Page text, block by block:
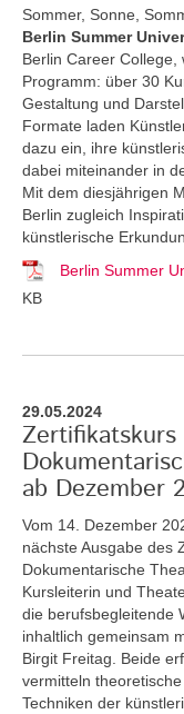
Sommer, Sonne,
Berlin Summer
Berlin Career
Programm: über 30
Gestaltung und
Formate laden
dazu ein, ihre
dabei miteinander in
Mit dem diesjährigen
Berlin zugleich
künstlerische
Berlin Summer
KB
29.05.2024
ab Dezember
Vom 14. Dezember
nächste Ausgabe des
Dokumentarische
Kursleiterin und
die berufsbegleitende
inhaltlich gemeinsam
Birgit Freitag. Beide
vermitteln
Techniken der